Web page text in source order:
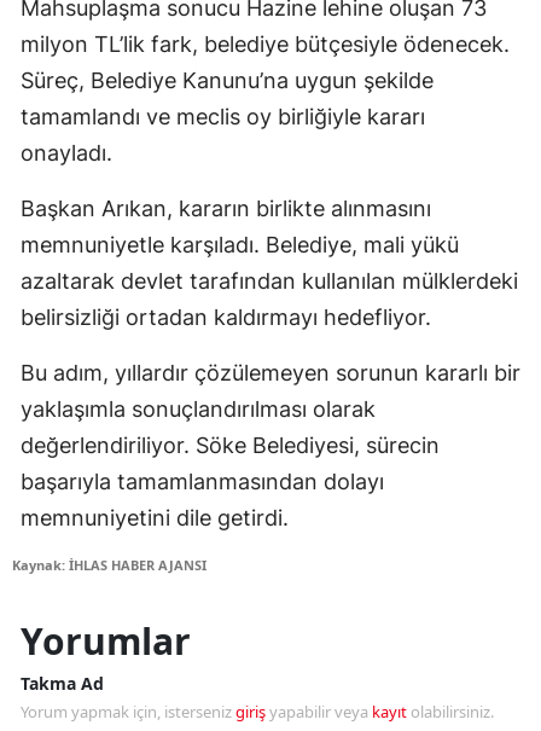
Mahsuplaşma sonucu Hazine lehine oluşan 73
milyon TL’lik fark, belediye bütçesiyle ödenecek.
Süreç, Belediye Kanunu’na uygun şekilde
tamamlandı ve meclis oy birliğiyle kararı
onayladı.
Başkan Arıkan, kararın birlikte alınmasını
memnuniyetle karşıladı. Belediye, mali yükü
azaltarak devlet tarafından kullanılan mülklerdeki
belirsizliği ortadan kaldırmayı hedefliyor.
Bu adım, yıllardır çözülemeyen sorunun kararlı bir
yaklaşımla sonuçlandırılması olarak
değerlendiriliyor. Söke Belediyesi, sürecin
başarıyla tamamlanmasından dolayı
memnuniyetini dile getirdi.
Kaynak: İHLAS HABER AJANSI
Yorumlar
Takma Ad
Yorum yapmak için, istersenizgirişyapabilir veya kayıt olabilirsiniz.